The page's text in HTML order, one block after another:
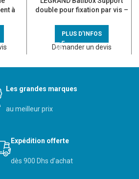
à
double pour fixation par vis –
PLUS D'INFOS
Demander un devis
Les grandes marques
au meilleur prix
Expédition offerte
dès 900 Dhs d’achat